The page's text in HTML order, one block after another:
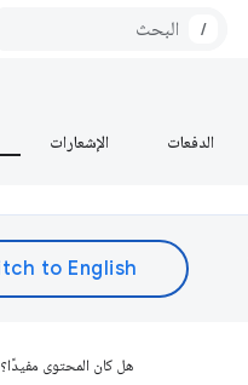
/
الدفعات الإشعارات
هل كان المحتوى مفيدًا؟